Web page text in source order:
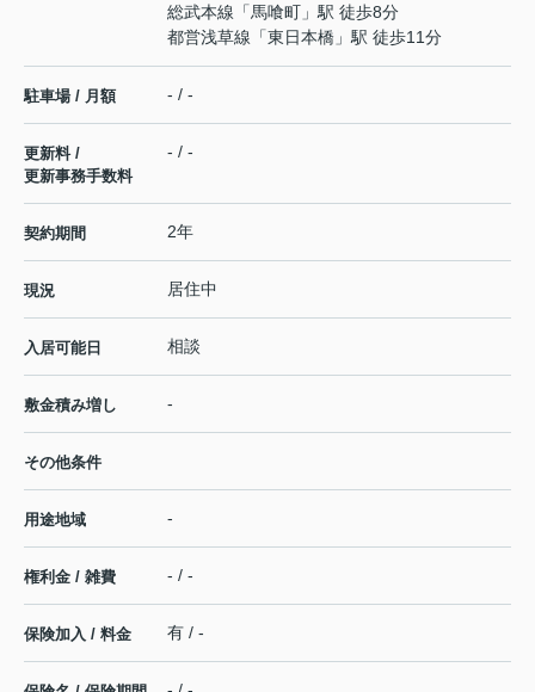
総武本線 「馬喰町 」駅 徒歩8分
都営浅草線 「東日本橋 」駅 徒歩11分
駐車場 / 月額 - / -
更新料 /
更新事務手数料
- / -
契約期間 2年
現況 居住中
入居可能日 相談
敷金積み増し -
その他条件
用途地域 -
権利金 / 雑費 - / -
保険加入 / 料金 有 / -